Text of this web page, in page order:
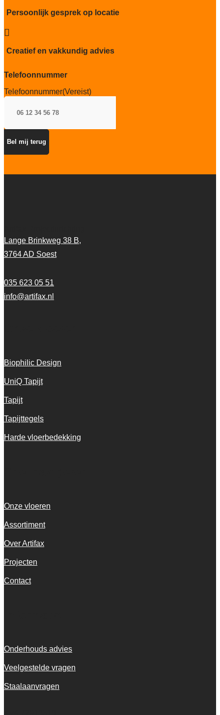
Persoonlijk gesprek op locatie

Creatief en vakkundig advies
Telefoonnummer
Telefoonnummer(Vereist)
Lange Brinkweg 38 B,
3764 AD Soest
035 623 05 51
info@artifax.nl
Biophilic Design
UniQ Tapijt
Tapijt
Tapijttegels
Harde vloerbedekking
Onze vloeren
Assortiment
Over Artifax
Projecten
Contact
Onderhouds advies
Veelgestelde vragen
Staalaanvragen